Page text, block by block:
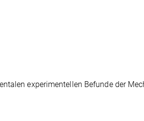
experimentellen Befunde der